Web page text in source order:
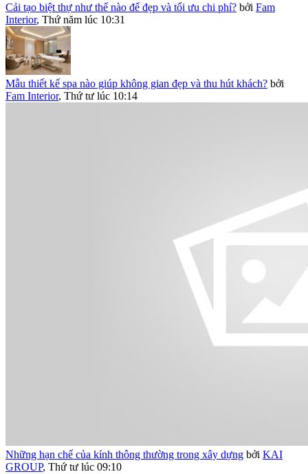
Cải tạo biệt thự như thế nào để đẹp và tối ưu chi phí? bởi Fam
Interior, Thứ năm lúc 10:31
Mẫu thiết kế spa nào giúp không gian đẹp và thu hút khách? bởi
Fam Interior, Thứ tư lúc 10:14
Những hạn chế của kính thông thường trong xây dựng bởi KAI
GROUP, Thứ tư lúc 09:10